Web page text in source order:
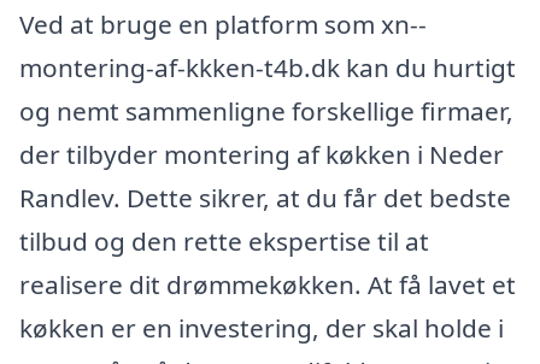
Ved at bruge en platform som xn--
montering-af-kkken-t4b.dk kan du hurtigt
og nemt sammenligne forskellige firmaer,
der tilbyder montering af køkken i Neder
Randlev. Dette sikrer, at du får det bedste
tilbud og den rette ekspertise til at
realisere dit drømmekøkken. At få lavet et
køkken er en investering, der skal holde i